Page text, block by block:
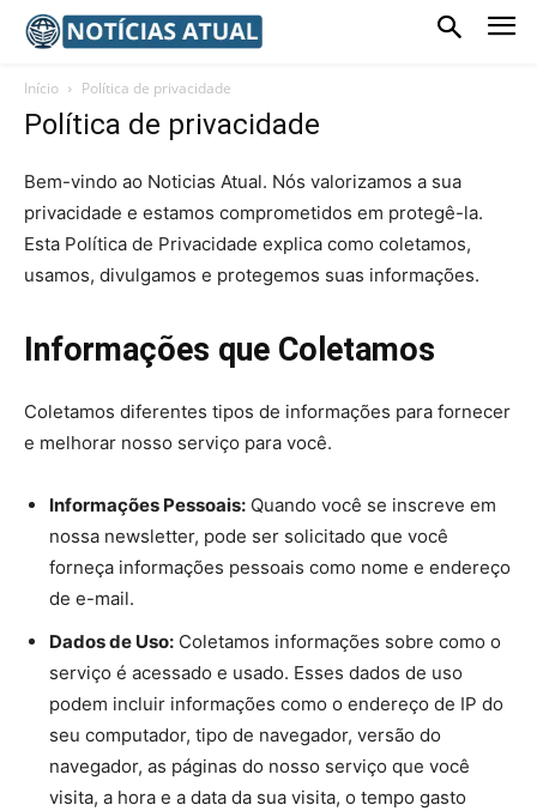
Início Política de privacidade
Política de privacidade
Bem-vindo ao Noticias Atual. Nós valorizamos a sua
privacidade e estamos comprometidos em protegê-la.
Esta Política de Privacidade explica como coletamos,
usamos, divulgamos e protegemos suas informações.
Informações que Coletamos
Coletamos diferentes tipos de informações para fornecer
e melhorar nosso serviço para você.
Informações Pessoais: Quando você se inscreve em
nossa newsletter, pode ser solicitado que você
forneça informações pessoais como nome e endereço
de e-mail.
Dados de Uso: Coletamos informações sobre como o
serviço é acessado e usado. Esses dados de uso
podem incluir informações como o endereço de IP do
seu computador, tipo de navegador, versão do
navegador, as páginas do nosso serviço que você
visita, a hora e a data da sua visita, o tempo gasto